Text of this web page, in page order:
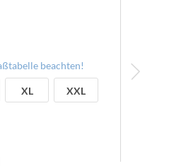
beachten!
XL XXL